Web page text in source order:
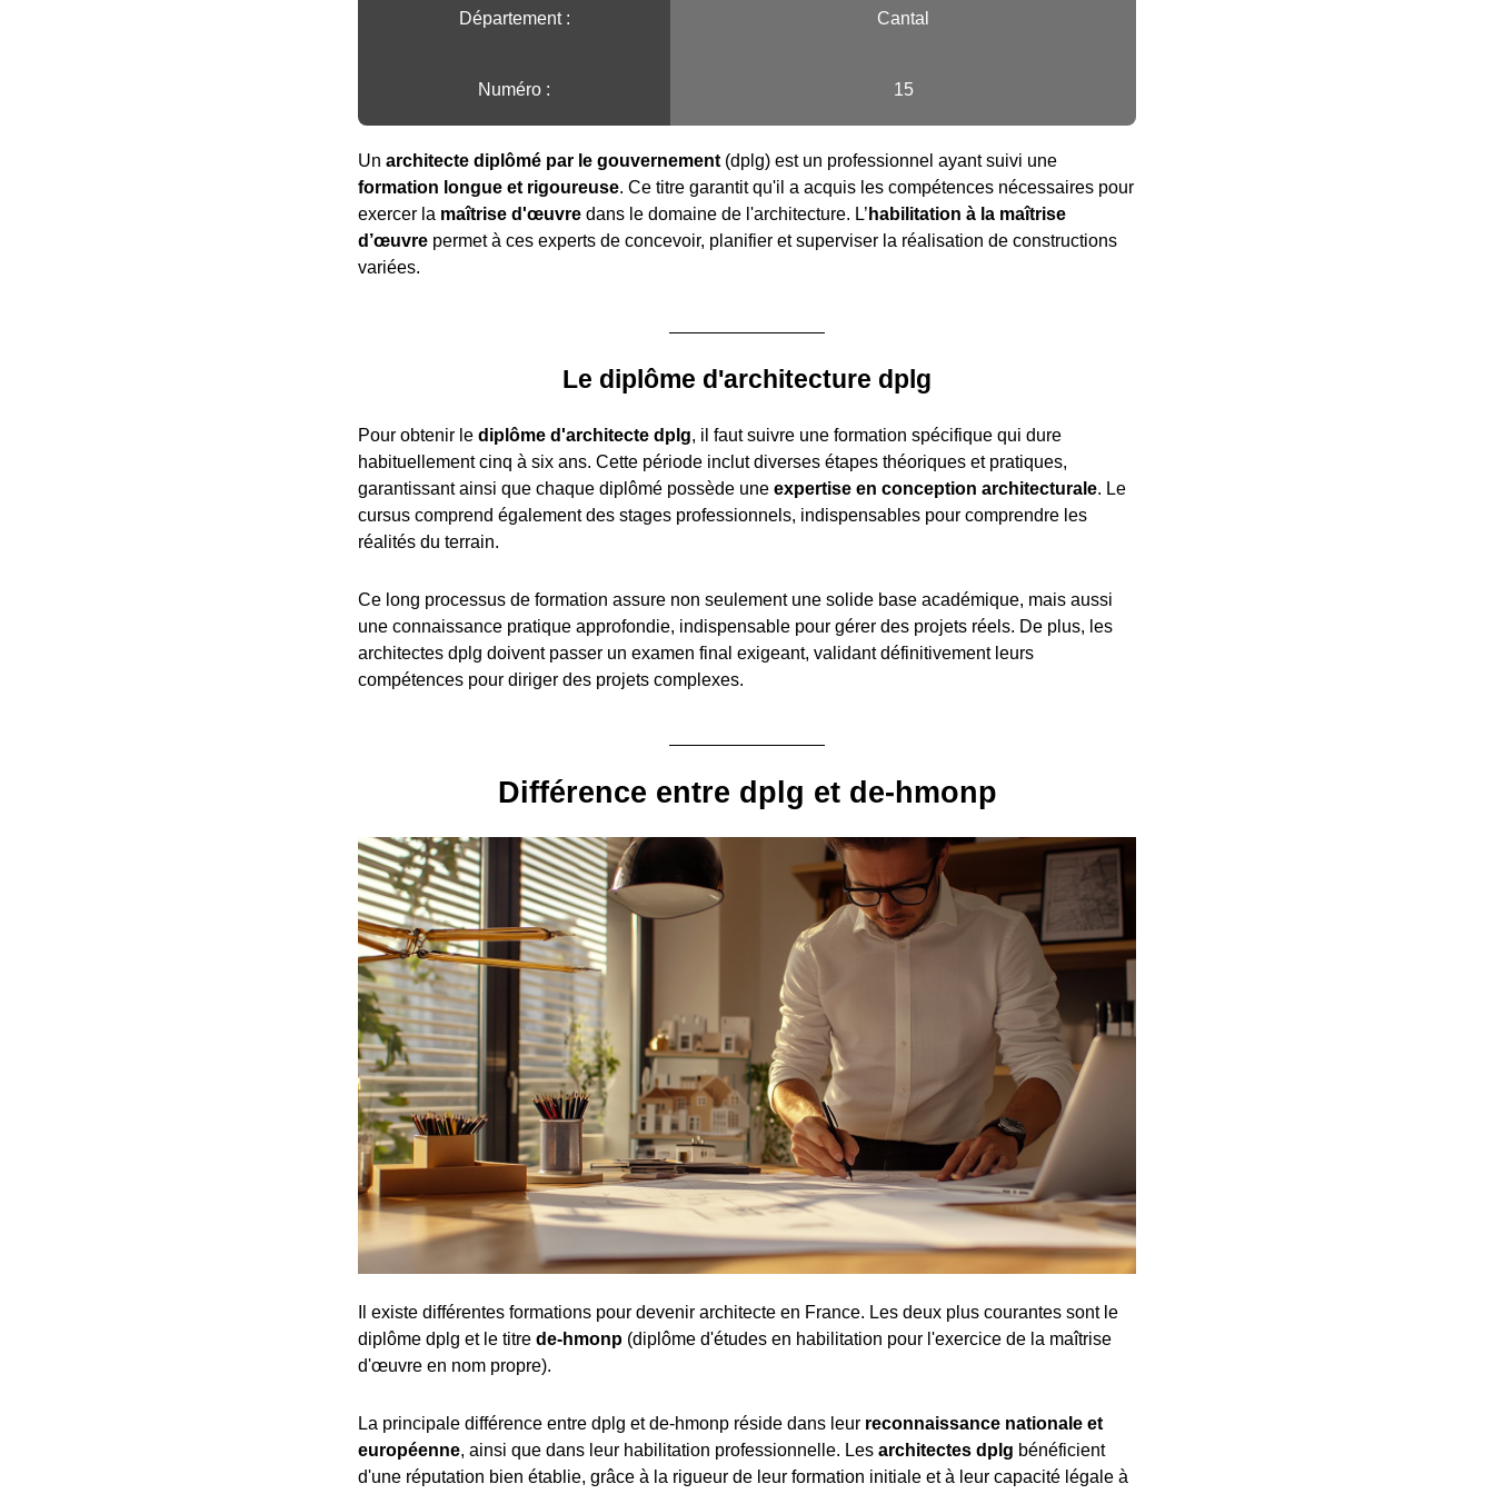
Département : Cantal
Numéro : 15
Un architecte diplômé par le gouvernement (dplg) est un professionnel ayant suivi une
formation longue et rigoureuse. Ce titre garantit qu'il a acquis les compétences nécessaires pour
exercer la maîtrise d'œuvre dans le domaine de l'architecture. L’ habilitation à la maîtrise
d’œuvre permet à ces experts de concevoir, planifier et superviser la réalisation de constructions
variées.
Le diplôme d'architecture dplg
Pour obtenir le diplôme d'architecte dplg, il faut suivre une formation spécifique qui dure
habituellement cinq à six ans. Cette période inclut diverses étapes théoriques et pratiques,
garantissant ainsi que chaque diplômé possède une expertise en conception architecturale. Le
cursus comprend également des stages professionnels, indispensables pour comprendre les
réalités du terrain.
Ce long processus de formation assure non seulement une solide base académique, mais aussi
une connaissance pratique approfondie, indispensable pour gérer des projets réels. De plus, les
architectes dplg doivent passer un examen final exigeant, validant définitivement leurs
compétences pour diriger des projets complexes.
Différence entre dplg et de-hmonp
Il existe différentes formations pour devenir architecte en France. Les deux plus courantes sont le
diplôme dplg et le titre de-hmonp (diplôme d'études en habilitation pour l'exercice de la maîtrise
d'œuvre en nom propre).
La principale différence entre dplg et de-hmonp réside dans leur reconnaissance nationale et
européenne, ainsi que dans leur habilitation professionnelle. Les architectes dplg bénéficient
d'une réputation bien établie, grâce à la rigueur de leur formation initiale et à leur capacité légale à